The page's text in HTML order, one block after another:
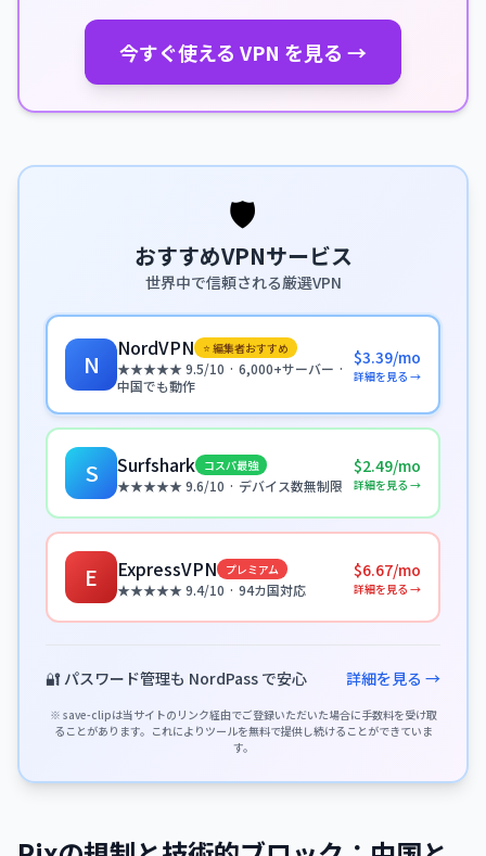
今すぐ使える VPN を見る →
🛡️
おすすめVPNサービス
世界中で信頼される厳選VPN
N
NordVPN ⭐ 編集者おすすめ
★★★★★ 9.5/10 · 6,000+サーバー ·
中国でも動作
$3.39/mo
詳細を見る →
S Surfshark コスパ最強
★★★★★ 9.6/10 · デバイス数無制限
$2.49/mo
詳細を見る →
E ExpressVPN プレミアム
★★★★★ 9.4/10 · 94カ国対応
$6.67/mo
詳細を見る →
🔐 パスワード管理も NordPass で安心 詳細を見る →
※ save-clipは当サイトのリンク経由でご登録いただいた場合に手数料を受け取
ることがあります。これによりツールを無料で提供し続けることができていま
す。